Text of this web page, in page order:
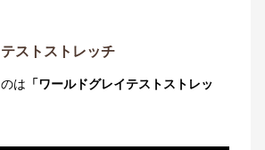
ストストレッチ
は 「ワールドグレイテストストレッ